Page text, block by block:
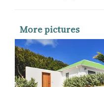
More pictures